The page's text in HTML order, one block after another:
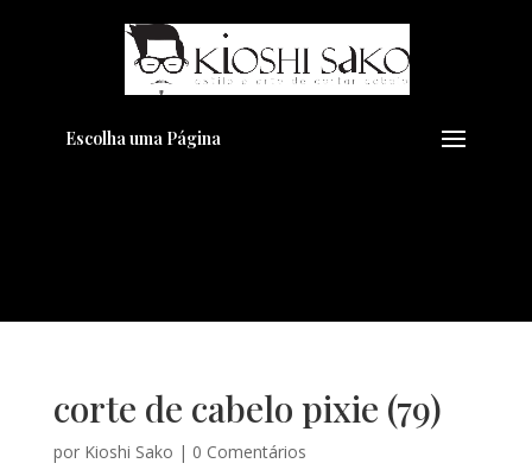
Escolha uma Página
corte de cabelo pixie (79)
por Kioshi Sako | 0 Comentários
Pensando em transformar seu
Visual??